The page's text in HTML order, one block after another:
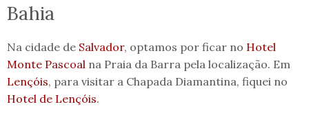
Bahia
Na cidade de Salvador, optamos por ficar no Hotel
Monte Pascoal na Praia da Barra pela localização. Em
Lençóis, para visitar a Chapada Diamantina, fiquei no
Hotel de Lençóis.